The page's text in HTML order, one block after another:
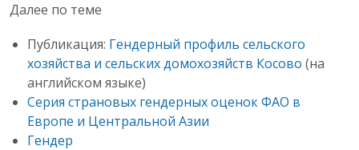
Далее по теме
Публикация: Гендерный профиль сельского
хозяйства и сельских домохозяйств Косово (на
английском языке)
Серия страновых гендерных оценок ФАО в
Европе и Центральной Азии
Гендер